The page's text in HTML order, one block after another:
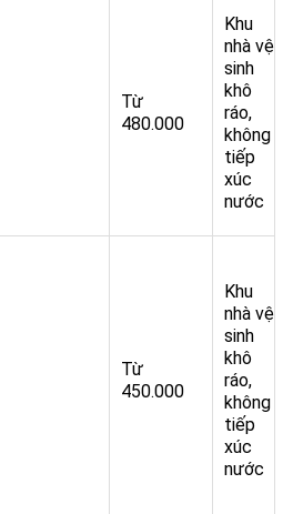
Từ
480.000
Khu
nhà vệ
sinh
khô
ráo,
không
tiếp
xúc
nước
Từ
450.000
Khu
nhà vệ
sinh
khô
ráo,
không
tiếp
xúc
nước